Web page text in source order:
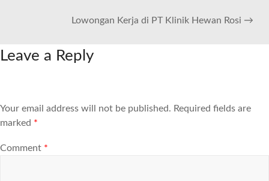
Lowongan Kerja di PT Klinik Hewan Rosi →
Leave a Reply
Your email address will not be published. Required fields are
marked *
Comment *